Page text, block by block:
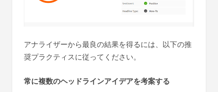
アナライザーから最良の結果を得るには、以下の推
奨プラクティスに従ってください。
常に複数のヘッドラインアイデアを考案する